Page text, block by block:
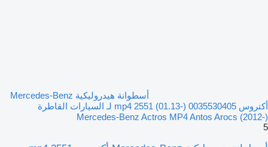
أسطوانة هيدروليكية Mercedes-Benz
أكتروس mp4 2551 (01.13-) 0035530405 لـ السيارات القاطرة
Mercedes-Benz Actros MP4 Antos Arocs (2012-)
5